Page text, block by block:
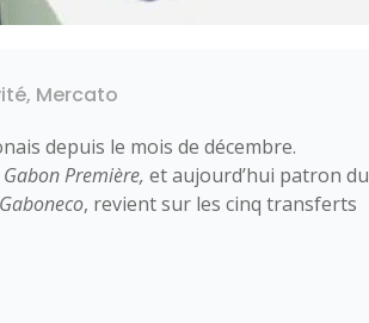
, Mercato
depuis le mois de décembre.
Gabon Première, et aujourd’hui patron du
Gaboneco, revient sur les cinq transferts